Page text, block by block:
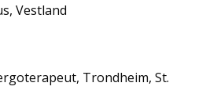
Vestland
Trondheim, St.